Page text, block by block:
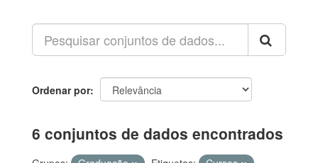
Ordenar por
6 conjuntos de dados encontrados